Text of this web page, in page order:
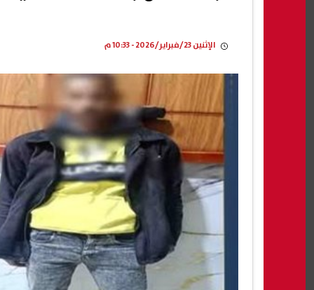
الإثنين 23/فبراير/2026 - 10:33 م